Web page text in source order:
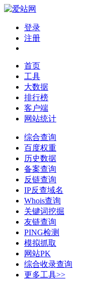
登录
注册
首页
工具
大数据
排行榜
客户端
网站统计
综合查询
百度权重
历史数据
备案查询
反链查询
IP反查域名
Whois查询
关键词挖掘
友链查询
PING检测
模拟抓取
网站PK
综合收录查询
更多工具>>